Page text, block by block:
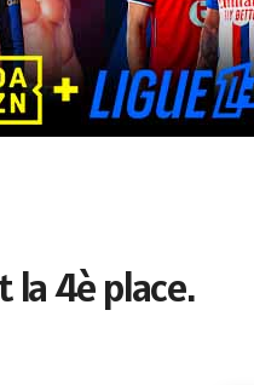
la 4è place.